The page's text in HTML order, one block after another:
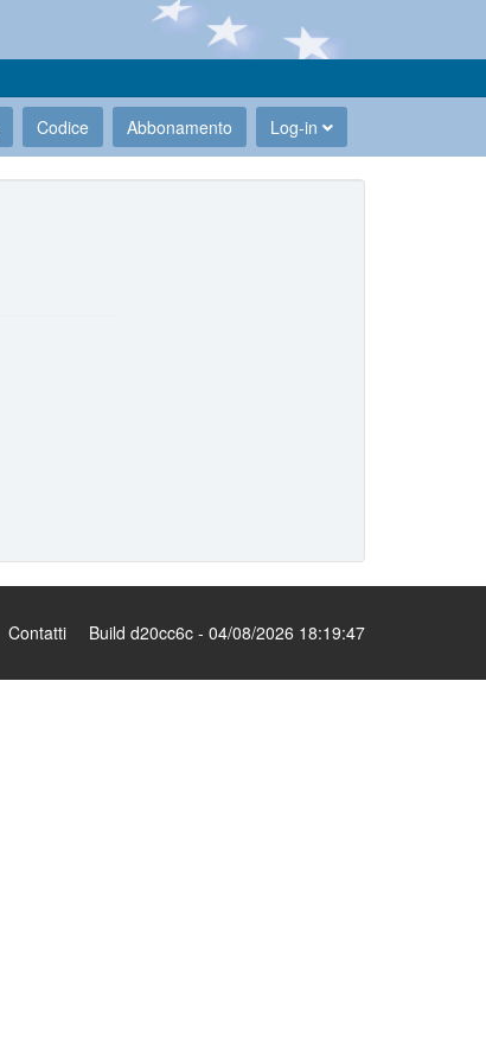
Codice Abbonamento Log-in
Contatti Build d20cc6c - 04/08/2026 18:19:47